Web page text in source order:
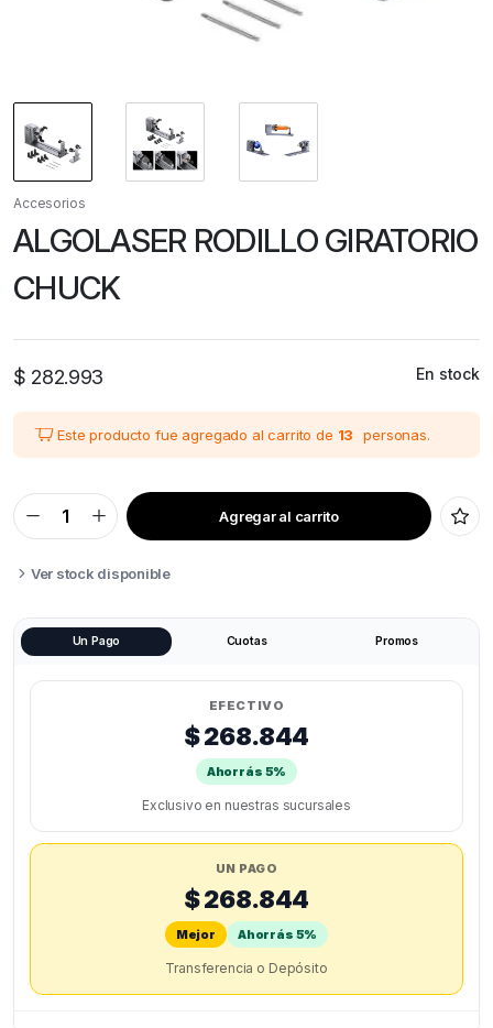
Accesorios
ALGOLASER RODILLO GIRATORIO
CHUCK
$ 282.993 En stock
Este producto fue agregado al carrito de 13 personas.
ALGOLASER
RODILLO
CHUCK
quantity
Agregar al carrito
Ver stock disponible
Un Pago Cuotas Promos
EFECTIVO
$ 268.844
Ahorrás 5%
Exclusivo en nuestras sucursales
UN PAGO
$ 268.844
Mejor Ahorrás 5%
Transferencia o Depósito